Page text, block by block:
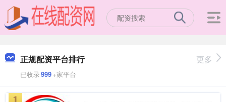
正规配资平台排行
已收录999+家平台
更多